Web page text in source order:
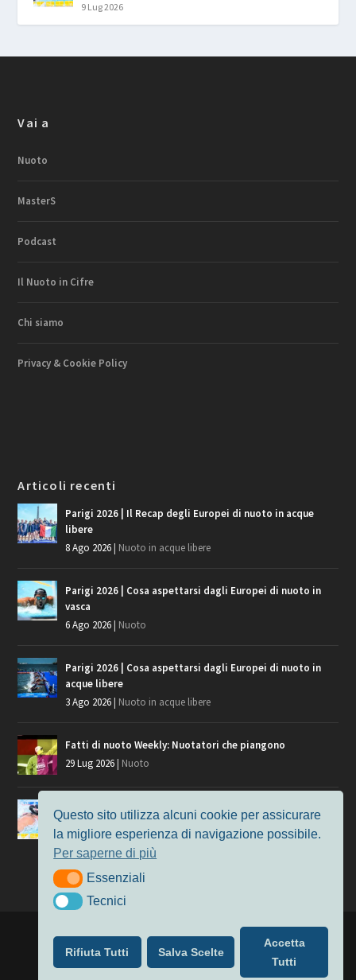
9 Lug 2026
Vai a
Nuoto
MasterS
Podcast
Il Nuoto in Cifre
Chi siamo
Privacy & Cookie Policy
Articoli recenti
Parigi 2026 | Il Recap degli Europei di nuoto in acque
libere
8 Ago 2026 Nuoto in acque libere
Parigi 2026 | Cosa aspettarsi dagli Europei di nuoto in
vasca
6 Ago 2026 Nuoto
Parigi 2026 | Cosa aspettarsi dagli Europei di nuoto in
acque libere
3 Ago 2026 Nuoto in acque libere
Fatti di nuoto Weekly: Nuotatori che piangono
29 Lug 2026 Nuoto
Giochi del Mediterraneo, i convocati del nuoto per
Taranto 2026
9 Lug 2026
Nuoto
| Alimentato da
Nuoto
MasterS Podcast Il Nuoto in Cifre
Privacy & Cookie Policy
Questo sito utilizza alcuni cookie per assicurare
la migliore esperienza di navigazione possibile.
Per saperne di più
EssenzialiEssenziali
TecniciTecnici
Rifiuta Tutti Salva Scelte
Accetta
Tutti